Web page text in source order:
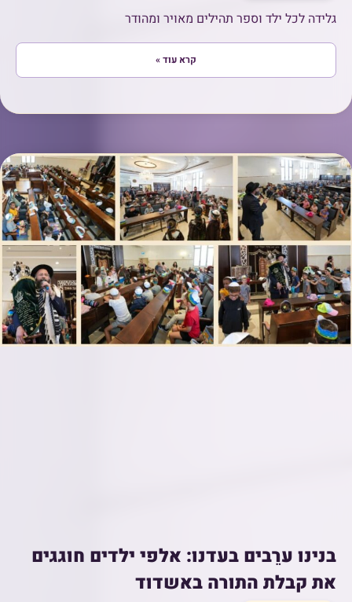
גלידה לכל ילד וספר תהילים מאויר ומהודר
קרא עוד »
בנינו ערֵבים בעדנו: אלפי ילדים חוגגים
את קבלת התורה באשדוד